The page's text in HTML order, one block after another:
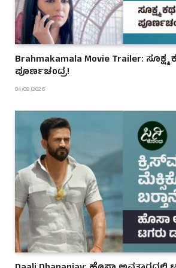
Brahmakamala Movie Trailer: ಸೂಕ್ಷ್ಮ
ಪೂರ್ಣಚಂದ್ರ!
04/08/2026